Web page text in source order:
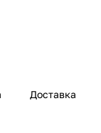
Доставка